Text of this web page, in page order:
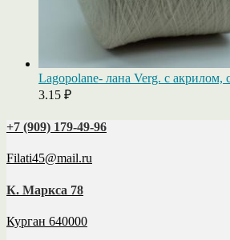
Lagopolane- лана Verg. с акрилом,
3.15 ₽
+7 (909) 179‑49-96
Filati45@mail.ru
К. Маркса 78
Курган 640000